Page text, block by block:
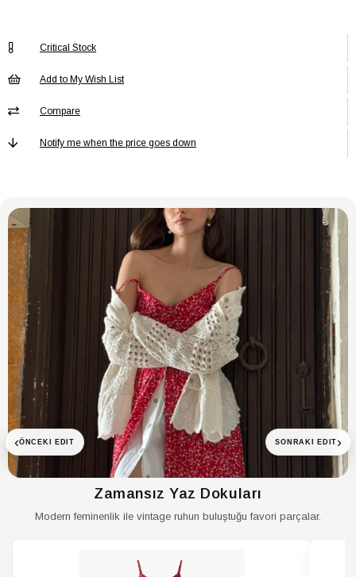
Critical Stock
Add to My Wish List
Compare
Notify me when the price goes down
‹ÖNCEKI EDIT
Zamansız Yaz Dokuları
Modern feminenlik ile vintage ruhun buluştuğu favori parçalar.
SONRAKI EDIT ›